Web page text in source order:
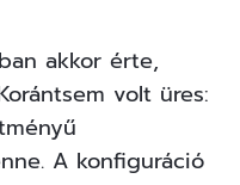
akkor érte,
volt üres:
A konfiguráció